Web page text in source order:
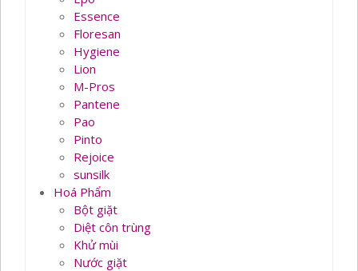
Essence
Floresan
Hygiene
Lion
M-Pros
Pantene
Pao
Pinto
Rejoice
sunsilk
Hoá Phẩm
Bột giặt
Diệt côn trùng
Khử mùi
Nước giặt